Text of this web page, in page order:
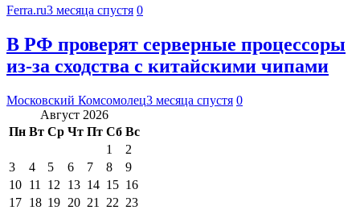
Ferra.ru3 месяца спустя 0
В РФ проверят серверные процессоры
из-за сходства с китайскими чипами
Московский Комсомолец3 месяца спустя 0
Август 2026
Пн Вт Ср Чт Пт Сб Вс
1
2
3
4 5 6 7 8
9
10 11 12 13 14 15 16
17 18 19 20 21 22 23